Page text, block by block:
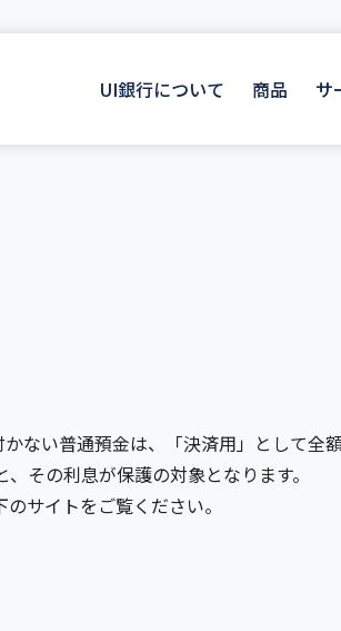
UI銀行について 商品 サ
ない普通預金は、「決済用」として
その利息が保護の対象となります。
サイトをご覧ください。